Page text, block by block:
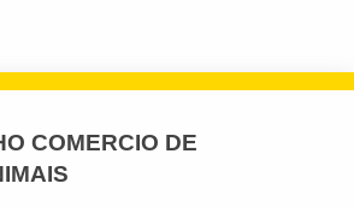
COMERCIO DE